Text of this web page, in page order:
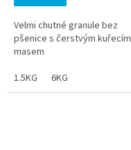
Velmi chutné granule bez
pšenice s čerstvým kuřecím
masem
1.5KG
6KG